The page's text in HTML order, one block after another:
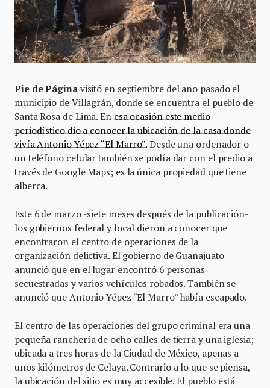
Pie de Páginavisitó en septiembre del año pasado el
municipio de Villagrán, donde se encuentra el pueblo de
Santa Rosa de Lima. En esa ocasión este medio
periodístico dio a conocer la ubicación de la casa donde
vivía Antonio Yépez “El Marro”. Desde una ordenador o
un teléfono celular también se podía dar con el predio a
través de Google Maps; es la única propiedad que tiene
alberca.
Este 6 de marzo -siete meses después de la publicación-
los gobiernos federal y local dieron a conocer que
encontraron el centro de operaciones de la
organización delictiva. El gobierno de Guanajuato
anunció que en el lugar encontró 6 personas
secuestradas y varios vehículos robados. También se
anunció que Antonio Yépez “El Marro” había escapado.
El centro de las operaciones del grupo criminal era una
pequeña ranchería de ocho calles de tierra y una iglesia;
ubicada a tres horas de la Ciudad de México, apenas a
unos kilómetros de Celaya. Contrario a lo que se piensa,
la ubicación del sitio es muy accesible. El pueblo está